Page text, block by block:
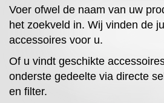
Voer ofwel de naam van uw
het zoekveld in. Wij vinden de
accessoires voor u.
Of u vindt geschikte
onderste gedeelte via directe
en filter.